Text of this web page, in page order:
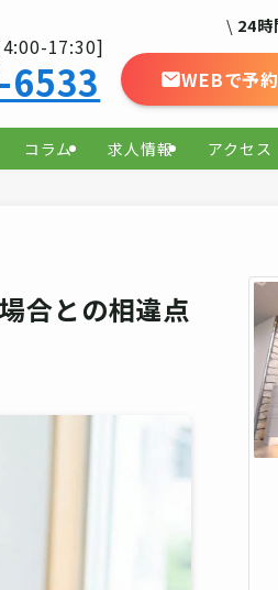
コラム 求人情報 アクセス
17:30]
\ 24時
WEBで予
合との相違点